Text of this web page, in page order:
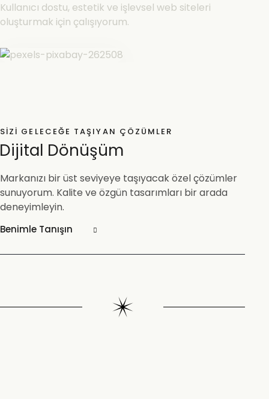
Kullanıcı dostu, estetik ve işlevsel web siteleri
oluşturmak için çalışıyorum.
SIZI GELECEĞE TAŞIYAN ÇÖZÜMLER
Dijital Dönüşüm
Markanızı bir üst seviyeye taşıyacak özel çözümler
sunuyorum. Kalite ve özgün tasarımları bir arada
deneyimleyin.
Benimle Tanışın